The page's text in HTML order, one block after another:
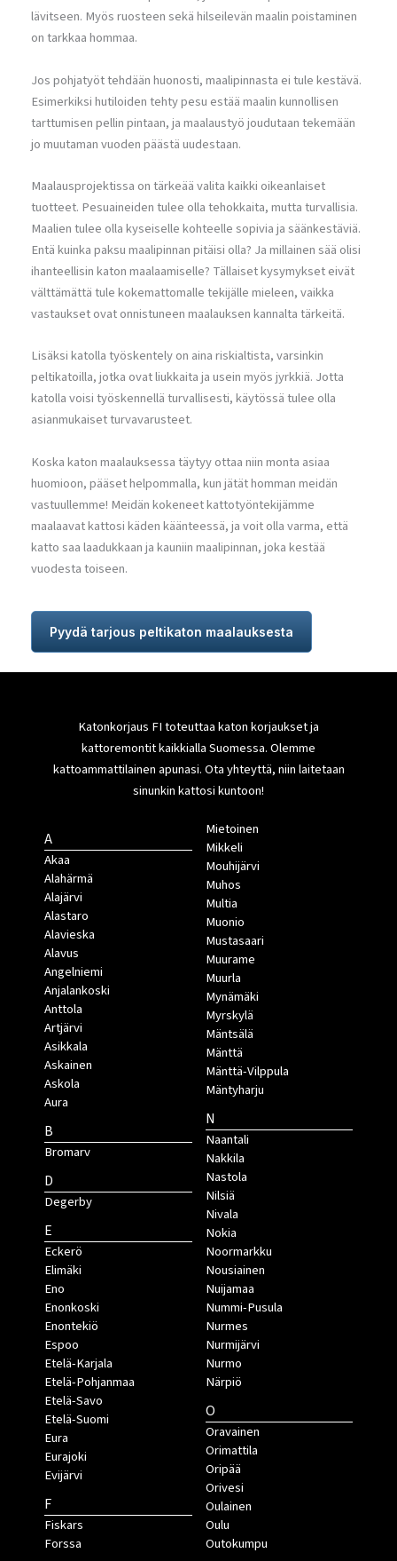
lävitseen. Myös ruosteen sekä hilseilevän maalin poistaminen
on tarkkaa hommaa.
Jos pohjatyöt tehdään huonosti, maalipinnasta ei tule kestävä.
Esimerkiksi hutiloiden tehty pesu estää maalin kunnollisen
tarttumisen pellin pintaan, ja maalaustyö joudutaan tekemään
jo muutaman vuoden päästä uudestaan.
Maalausprojektissa on tärkeää valita kaikki oikeanlaiset
tuotteet. Pesuaineiden tulee olla tehokkaita, mutta turvallisia.
Maalien tulee olla kyseiselle kohteelle sopivia ja säänkestäviä.
Entä kuinka paksu maalipinnan pitäisi olla? Ja millainen sää olisi
ihanteellisin katon maalaamiselle? Tällaiset kysymykset eivät
välttämättä tule kokemattomalle tekijälle mieleen, vaikka
vastaukset ovat onnistuneen maalauksen kannalta tärkeitä.
Lisäksi katolla työskentely on aina riskialtista, varsinkin
peltikatoilla, jotka ovat liukkaita ja usein myös jyrkkiä. Jotta
katolla voisi työskennellä turvallisesti, käytössä tulee olla
asianmukaiset turvavarusteet.
Koska katon maalauksessa täytyy ottaa niin monta asiaa
huomioon, pääset helpommalla, kun jätät homman meidän
vastuullemme! Meidän kokeneet kattotyöntekijämme
maalaavat kattosi käden käänteessä, ja voit olla varma, että
katto saa laadukkaan ja kauniin maalipinnan, joka kestää
vuodesta toiseen.
Pyydä tarjous peltikaton maalauksesta
Katonkorjaus FI toteuttaa katon korjaukset ja
kattoremontit kaikkialla Suomessa. Olemme
kattoammattilainen apunasi. Ota yhteyttä, niin laitetaan
sinunkin kattosi kuntoon!
A
Akaa
Alahärmä
Alajärvi
Alastaro
Alavieska
Alavus
Angelniemi
Anjalankoski
Anttola
Artjärvi
Asikkala
Askainen
Askola
Aura
B
Bromarv
D
Degerby
E
Eckerö
Elimäki
Eno
Enonkoski
Enontekiö
Espoo
Etelä-Karjala
Etelä-Pohjanmaa
Etelä-Savo
Etelä-Suomi
Eura
Eurajoki
Evijärvi
F
Fiskars
Forssa
Mietoinen
Mikkeli
Mouhijärvi
Muhos
Multia
Muonio
Mustasaari
Muurame
Muurla
Mynämäki
Myrskylä
Mäntsälä
Mänttä
Mänttä-Vilppula
Mäntyharju
N
Naantali
Nakkila
Nastola
Nilsiä
Nivala
Nokia
Noormarkku
Nousiainen
Nuijamaa
Nummi-Pusula
Nurmes
Nurmijärvi
Nurmo
Närpiö
O
Oravainen
Orimattila
Oripää
Orivesi
Oulainen
Oulu
Outokumpu